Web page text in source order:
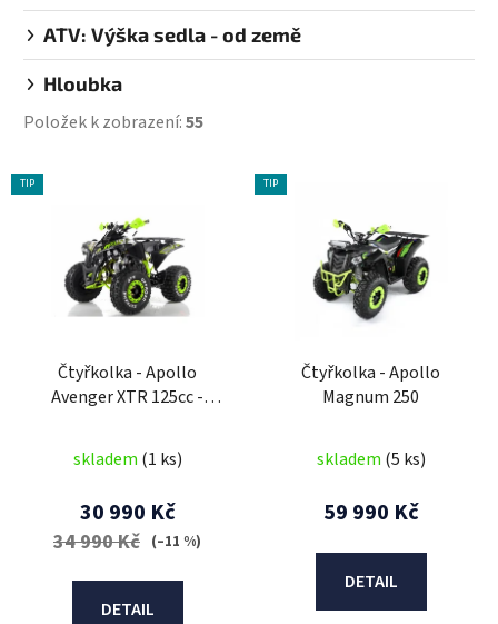
ATV: Výška sedla - od země
Hloubka
Položek k zobrazení:55
V
ý
TIP
Čtyřkolka - Apollo
Avenger XTR 125cc -
skladem (1 ks)
30 990 Kč
34 990 Kč (–11 %)
DETAIL
TIP
Čtyřkolka - Apollo
Magnum 250
skladem (5 ks)
59 990 Kč
DETAIL